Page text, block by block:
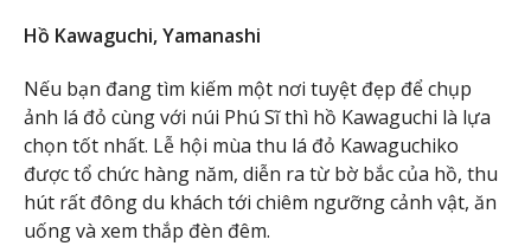
Hồ Kawaguchi, Yamanashi
Nếu bạn đang tìm kiếm một nơi tuyệt đẹp để chụp
ảnh lá đỏ cùng với núi Phú Sĩ thì hồ Kawaguchi là lựa
chọn tốt nhất. Lễ hội mùa thu lá đỏ Kawaguchiko
được tổ chức hàng năm, diễn ra từ bờ bắc của hồ, thu
hút rất đông du khách tới chiêm ngưỡng cảnh vật, ăn
uống và xem thắp đèn đêm.